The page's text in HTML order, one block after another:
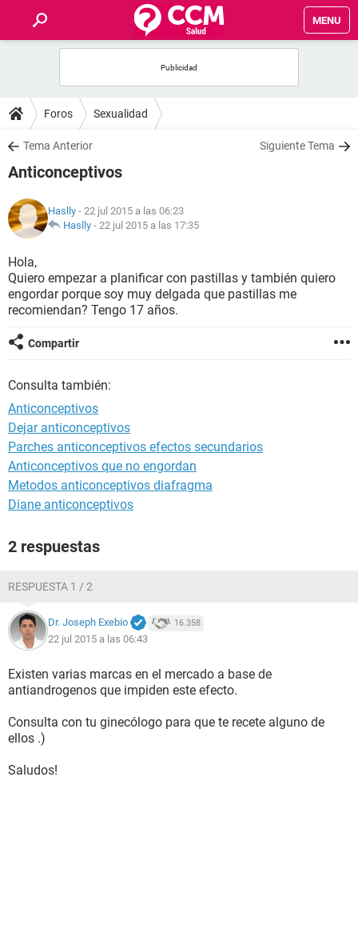
MENU
FOROS
SALUD
NUTRICIÓN
BIENESTAR
SEXUALIDAD
GLOSARIO
Foros Sexualidad
Tema Anterior Siguiente Tema
Anticonceptivos
Haslly - 22 jul 2015 a las 06:23
Haslly - 22 jul 2015 a las 17:35
Hola,
Quiero empezar a planificar con pastillas y también quiero
engordar porque soy muy delgada que pastillas me
recomiendan? Tengo 17 años.
Compartir
Consulta también:
Anticonceptivos
Dejar anticonceptivos
Parches anticonceptivos efectos secundarios
Anticonceptivos que no engordan
Metodos anticonceptivos diafragma
Diane anticonceptivos
2 respuestas
RESPUESTA 1 / 2
Dr. Joseph Exebio 16.358
22 jul 2015 a las 06:43
Existen varias marcas en el mercado a base de
antiandrogenos que impiden este efecto.
Consulta con tu ginecólogo para que te recete alguno de
ellos .)
Saludos!